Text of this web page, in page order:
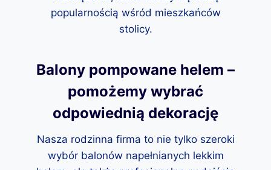
popularnością wśród mieszkańców
stolicy.
Balony pompowane helem –
pomożemy wybrać
odpowiednią dekorację
Nasza rodzinna firma to nie tylko szeroki
wybór balonów napełnianych lekkim